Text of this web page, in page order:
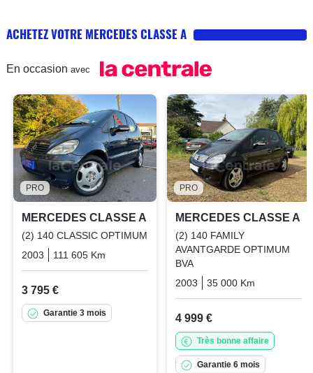
ACHETEZ VOTRE MERCEDES CLASSE A
En occasion avec
PRO
MERCEDES CLASSE A
(2) 140 CLASSIC OPTIMUM
2003
111 605 Km Essence
3 795 €
Garantie 3 mois
PRO
MERCEDES CLASSE A
(2) 140 FAMILY
AVANTGARDE OPTIMUM
BVA
2003
35 000 Km
4 999 €
Très bonne affaire
Garantie 6 mois